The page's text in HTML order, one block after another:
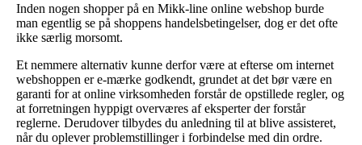
Inden nogen shopper på en Mikk-line online webshop burde
man egentlig se på shoppens handelsbetingelser, dog er det ofte
ikke særlig morsomt.
Et nemmere alternativ kunne derfor være at efterse om internet
webshoppen er e-mærke godkendt, grundet at det bør være en
garanti for at online virksomheden forstår de opstillede regler, og
at forretningen hyppigt overværes af eksperter der forstår
reglerne. Derudover tilbydes du anledning til at blive assisteret,
når du oplever problemstillinger i forbindelse med din ordre.